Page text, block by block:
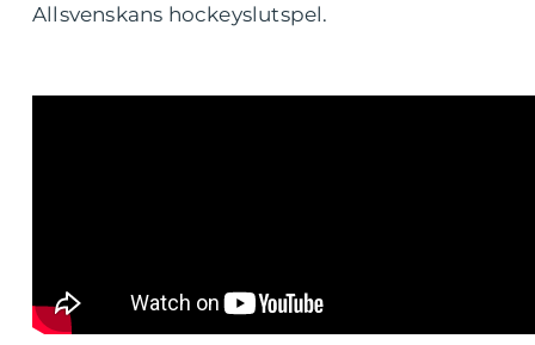
Allsvenskans hockeyslutspel.